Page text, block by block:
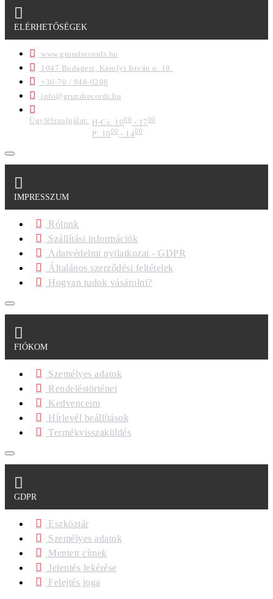
ELÉRHETŐSÉGEK
www.grundrecords.hu
1047 Budapest, Károlyi István u. 10.
+36-70 / 948-0288
info@grundrecords.hu
Ügyfélszolgálat: H-Cs: 1000 - 1700
P: 1000- 1400
IMPRESSZUM
Rólunk
Szállítási információk
Adatvédelmi nyilatkozat - GDPR
Általános szerződési feltételek
Hogyan tudok vásárolni?
FIÓKOM
Személyes adatok
Rendeléstörténet
Kedvenceim
Hírlevél beállítások
Termékvisszaküldés
GDPR
Eszköztár
Személyes adatok
Mentett címek
Jelentés lekérése
Felejtés joga